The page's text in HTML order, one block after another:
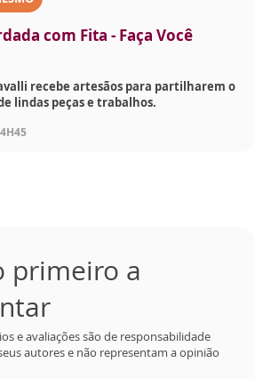
com Fita - Faça Você
recebe artesãos para partilharem o
lindas peças e trabalhos.
primeiro a
e avaliações são de responsabilidade
autores e não representam a opinião